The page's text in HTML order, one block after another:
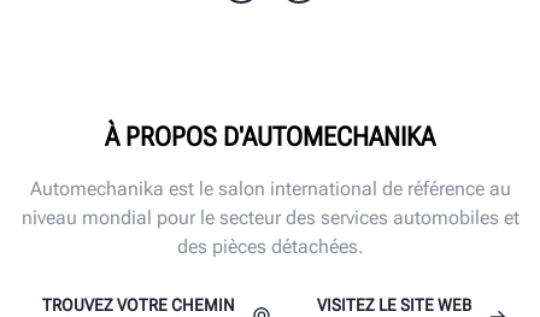
À PROPOS D'AUTOMECHANIKA
Automechanika est le salon international de référence au
niveau mondial pour le secteur des services automobiles et
des pièces détachées.
TROUVEZ VOTRE CHEMIN
VISITEZ LE SITE WEB